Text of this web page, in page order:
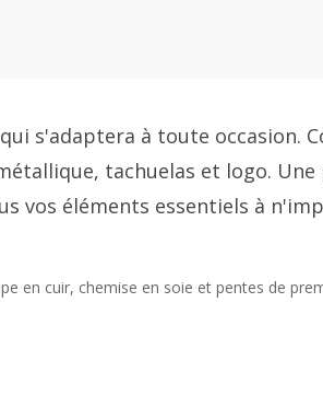
s'adaptera à toute occasion.
tachuelas et logo.
vos éléments essentiels à
en cuir, chemise en soie et pentes de